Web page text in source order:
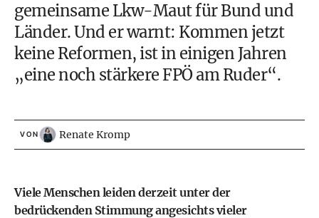
gemeinsame Lkw-Maut für Bund und
Länder. Und er warnt: Kommen jetzt
keine Reformen, ist in einigen Jahren
„eine noch stärkere FPÖ am Ruder“.
VON Renate Kromp
Viele Menschen leiden derzeit unter der
bedrückenden Stimmung angesichts vieler